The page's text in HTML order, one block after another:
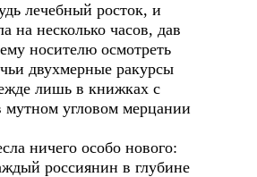
лечебный росток, и
на несколько часов, дав
носителю осмотреть
двухмерные ракурсы
лишь в книжках с
мутном угловом мерцании
ничего особо нового:
россиянин в глубине